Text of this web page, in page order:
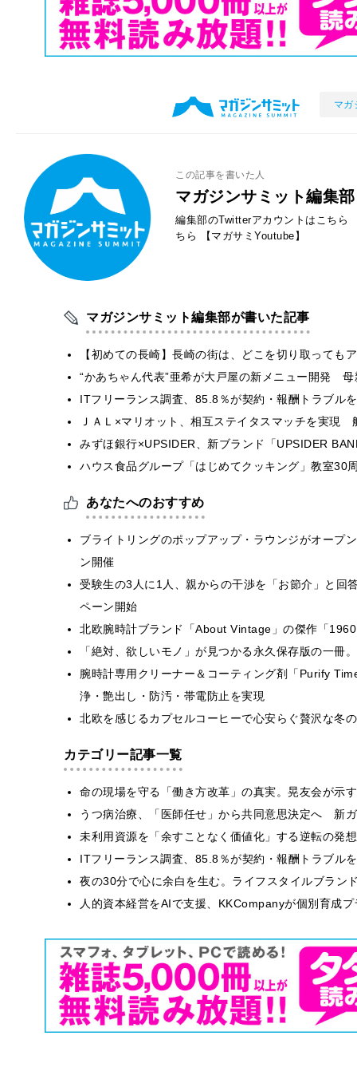
マガ
この記事を書いた人
マガジンサミット編集部
編集部のTwitterアカウントはこちら
ちら
【マガサミYoutube】
マガジンサミット編集部が書いた記事
【初めての長崎】長崎の街は、どこを切り取って
“かあちゃん代表”亜希が大戸屋の新メニュー開発
ITフリーランス調査、85.8％が契約・報酬トラブ
ＪＡＬ×マリオット、相互ステイタスマッチを実
みずほ銀行×UPSIDER、新ブランド「UPSIDER
ハウス食品グループ「はじめてクッキング」教室
あなたへのおすすめ
ブライトリングのポップアップ・ラウンジがオープ
ン開催
受験生の3人に1人、親からの干渉を「お節介」と回
ペーン開始
北欧腕時計ブランド「About Vintage」の傑作「
「絶対、欲しいモノ」が見つかる永久保存版の一冊
腕時計専用クリーナー＆コーティング剤「Purify
浄・艶出し・防汚・帯電防止を実現
北欧を感じるカプセルコーヒーで心安らぐ贅沢な冬
カテゴリー記事一覧
命の現場を守る「働き方改革」の真実。晃友会が示
うつ病治療、「医師任せ」から共同意思決定へ 新
未利用資源を「余すことなく価値化」する逆転の発
ITフリーランス調査、85.8％が契約・報酬トラブ
夜の30分で心に余白を生む。ライフスタイルブラン
人的資本経営をAIで支援、KKCompanyが個別育成